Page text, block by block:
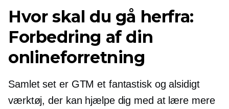
Hvor skal du gå herfra:
Forbedring af din
onlineforretning
Samlet set er GTM et fantastisk og alsidigt
værktøj, der kan hjælpe dig med at lære mere